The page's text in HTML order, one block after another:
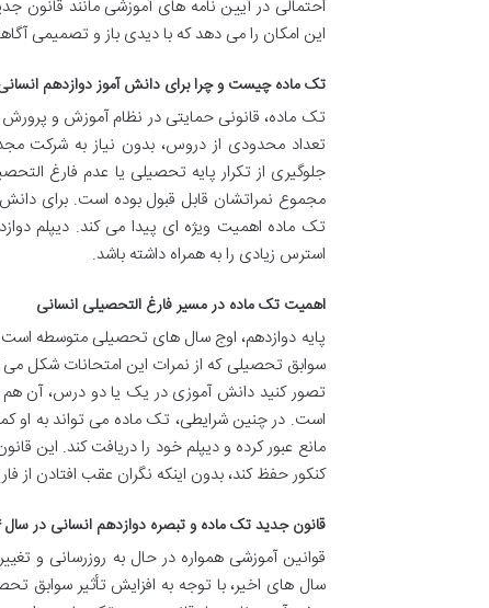
این امکان را می دهد که با دیدی باز و تصمیمی
تک ماده چیست و چرا برای دانش آموز دوازدهم
تک ماده، قانونی حمایتی در نظام آموزش و
تعداد محدودی از دروس، بدون نیاز به شرکت
جلوگیری از تکرار پایه تحصیلی یا عدم فارغ
مجموع نمراتشان قابل قبول بوده است. برای دانش
تک ماده اهمیت ویژه ای پیدا می کند. دیپلم
استرس زیادی را به همراه داشته باشد.
اهمیت تک ماده در مسیر فارغ التحصیلی انسانی
پایه دوازدهم، اوج سال های تحصیلی متوسطه
سوابق تحصیلی که از نمرات این امتحانات شکل می
تصور کنید دانش آموزی در یک یا دو درس، آن هم
است. در چنین شرایطی، تک ماده می تواند به او
مانع عبور کرده و دیپلم خود را دریافت کند. این
کنکور حفظ کند، بدون اینکه نگران عقب افتادن از
قانون جدید تک ماده و تبصره دوازدهم انسانی در سال ۱۴۰۴
قوانین آموزشی همواره در حال به روزرسانی و
سال های اخیر، با توجه به افزایش تأثیر سوابق